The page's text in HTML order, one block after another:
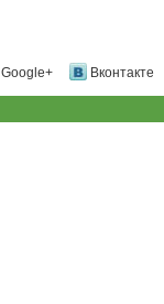
Google+ Вконтакте